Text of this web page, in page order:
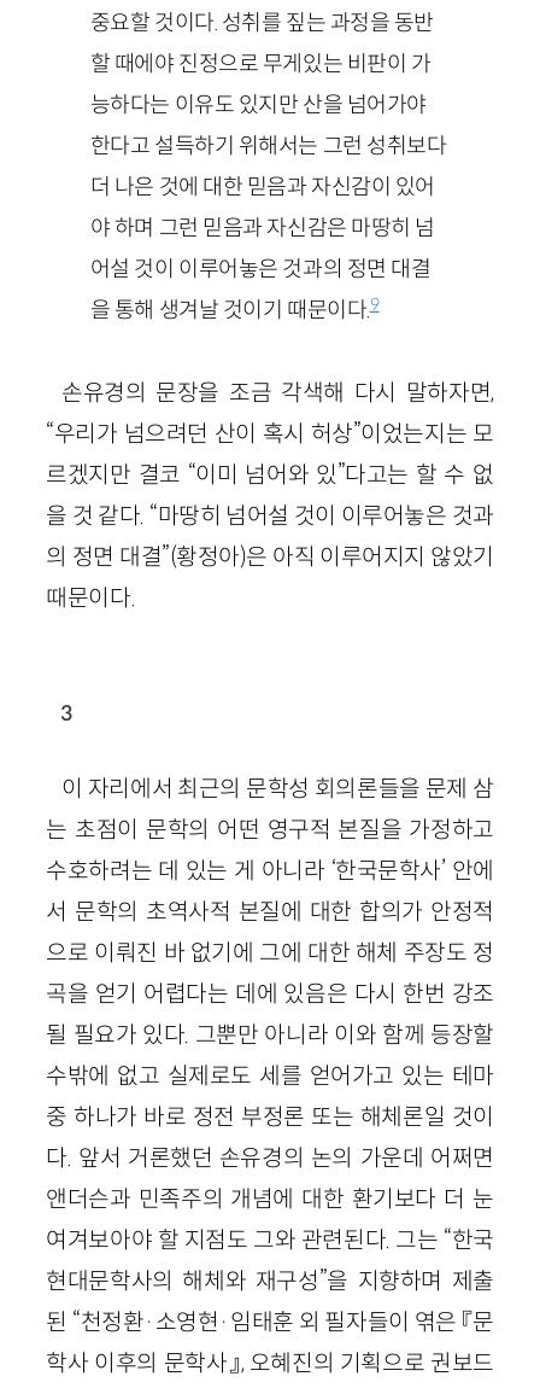
중요할 것이다. 성취를 짚는 과정을 동반
할 때에야 진정으로 무게있는 비판이 가
능하다는 이유도 있지만 산을 넘어가야
한다고 설득하기 위해서는 그런 성취보다
더 나은 것에 대한 믿음과 자신감이 있어
야 하며 그런 믿음과 자신감은 마땅히 넘
어설 것이 이루어놓은 것과의 정면 대결
을 통해 생겨날 것이기 때문이다.9
손유경의 문장을 조금 각색해 다시 말하자면,
“우리가 넘으려던 산이 혹시 허상”이었는지는 모
르겠지만 결코 “이미 넘어와 있”다고는 할 수 없
을 것 같다. “마땅히 넘어설 것이 이루어놓은 것과
의 정면 대결”(황정아)은 아직 이루어지지 않았기
때문이다.
3
이 자리에서 최근의 문학성 회의론들을 문제 삼
는 초점이 문학의 어떤 영구적 본질을 가정하고
수호하려는 데 있는 게 아니라 ‘한국문학사’ 안에
서 문학의 초역사적 본질에 대한 합의가 안정적
으로 이뤄진 바 없기에 그에 대한 해체 주장도 정
곡을 얻기 어렵다는 데에 있음은 다시 한번 강조
될 필요가 있다. 그뿐만 아니라 이와 함께 등장할
수밖에 없고 실제로도 세를 얻어가고 있는 테마
중 하나가 바로 정전 부정론 또는 해체론일 것이
다. 앞서 거론했던 손유경의 논의 가운데 어쩌면
앤더슨과 민족주의 개념에 대한 환기보다 더 눈
여겨보아야 할 지점도 그와 관련된다. 그는 “한국
현대문학사의 해체와 재구성”을 지향하며 제출
된 “천정환·소영현·임태훈 외 필자들이 엮은 『문
학사 이후의 문학사』, 오혜진의 기획으로 권보드